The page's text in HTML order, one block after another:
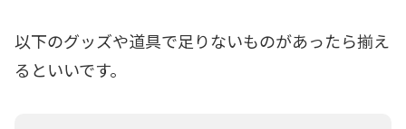
以下のグッズや道具で足りないものがあったら揃え
るといいです。